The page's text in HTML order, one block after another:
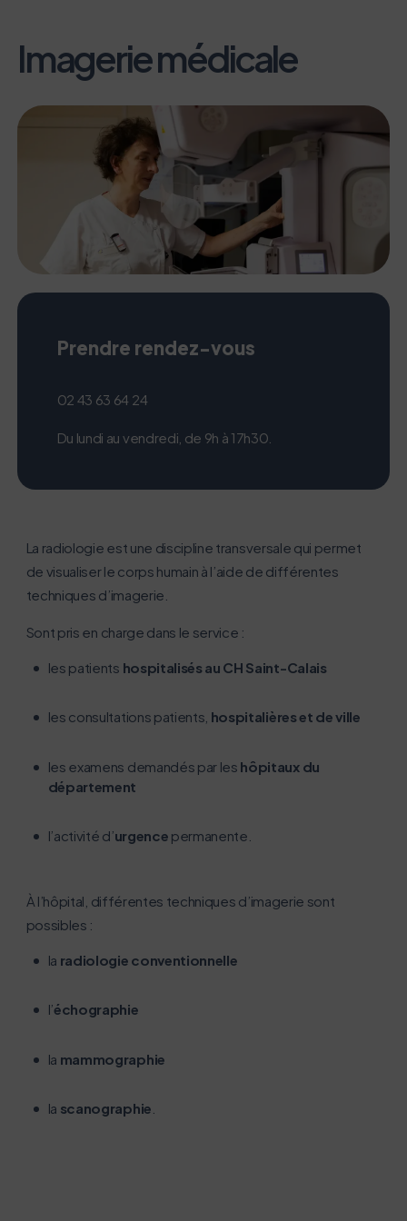
L’écoconception, ça vous concerne
aussi !
d’une démarche forte d’écoconception.
Si vous aussi vous souhaitez diminuer drastiquement
le parcourir dans son Mode Eco. Celui-ci sollicitera
acteur majeur de l’écoconception.
Merci pour votre contribution !
Imagerie médicale
Prendre rendez-vous
02 43 63 64 24
Du lundi au vendredi, de 9h à 17h30.
La radiologie est une discipline transversale qui permet
de visualiser le corps humain à l’aide de différentes
techniques d’imagerie.
Sont pris en charge dans le service :
les patients hospitalisés au CH Saint-Calais
les consultations patients, hospitalières et de ville
les examens demandés par les hôpitaux du
département
l’activité d’urgence permanente.
À l’hôpital, différentes techniques d’imagerie sont
possibles :
la radiologie conventionnelle
l’échographie
la mammographie
la scanographie